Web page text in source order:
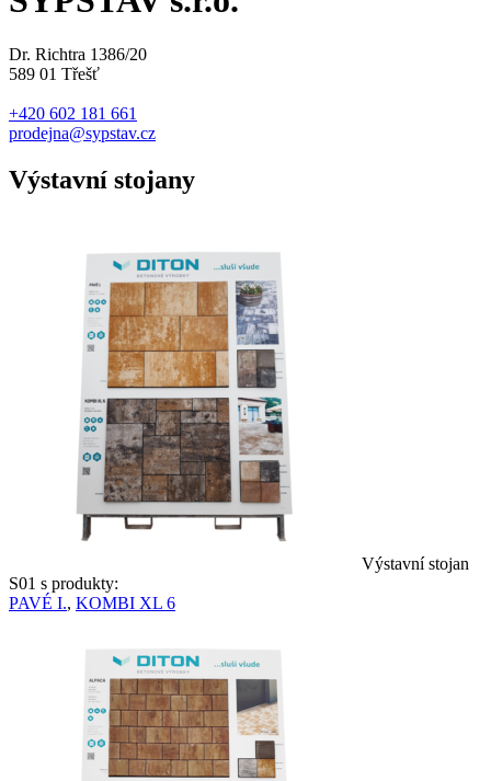
Dr. Richtra 1386/20
589 01 Třešť
+420 602 181 661
prodejna@sypstav.cz
Výstavní stojany
Výstavní stojan
S01 s produkty:
PAVÉ I., KOMBI XL 6